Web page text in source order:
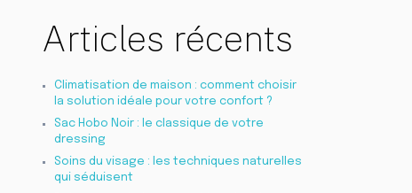
Articles récents
Climatisation de maison : comment choisir
la solution idéale pour votre confort ?
Sac Hobo Noir : le classique de votre
dressing
Soins du visage : les techniques naturelles
qui séduisent